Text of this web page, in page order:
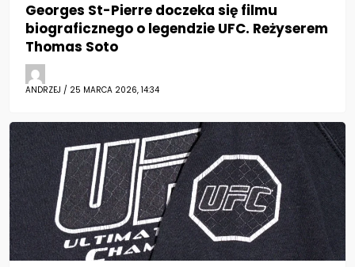
Georges St-Pierre doczeka się filmu
biograficznego o legendzie UFC. Reżyserem
Thomas Soto
ANDRZEJ / 25 MARCA 2026, 14:34